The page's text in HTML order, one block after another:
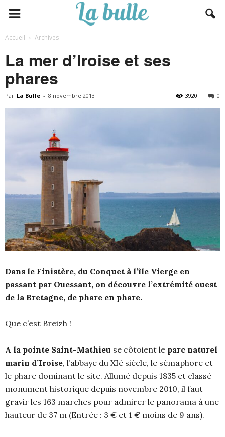
Accueil Archives
La mer d’Iroise et ses
phares
Par La Bulle - 8 novembre 2013 0
3920
Dans le Finistère, du Conquet à l’île Vierge en
passant par Ouessant, on découvre l’extrémité ouest
de la Bretagne, de phare en phare.
Que c’est Breizh !
A la pointe Saint-Mathieu se côtoient le parc naturel
marin d’Iroise, l’abbaye du XIè siècle, le sémaphore et
le phare dominant le site. Allumé depuis 1835 et classé
monument historique depuis novembre 2010, il faut
gravir les 163 marches pour admirer le panorama à une
hauteur de 37 m (Entrée : 3 € et 1 € moins de 9 ans).